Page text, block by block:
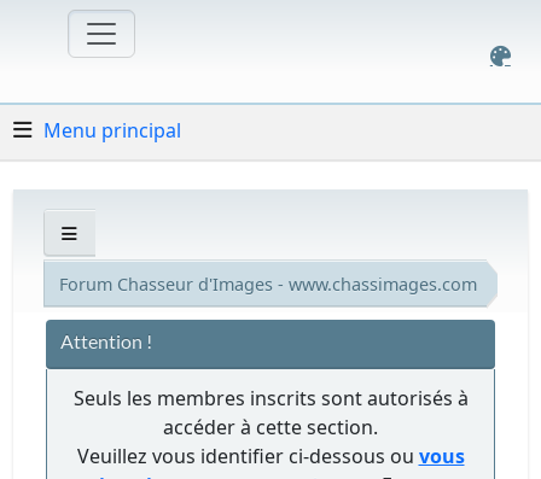
Menu principal
Forum Chasseur d'Images - www.chassimages.com
Attention !
Seuls les membres inscrits sont autorisés à
accéder à cette section.
Veuillez vous identifier ci-dessous ou vous